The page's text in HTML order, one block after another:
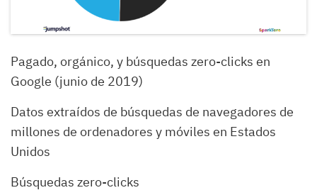
Pagado, orgánico, y búsquedas zero-clicks en
Google (junio de 2019)
Datos extraídos de búsquedas de navegadores de
millones de ordenadores y móviles en Estados
Unidos
Búsquedas zero-clicks